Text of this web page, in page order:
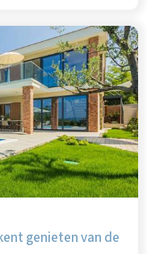
genieten van de